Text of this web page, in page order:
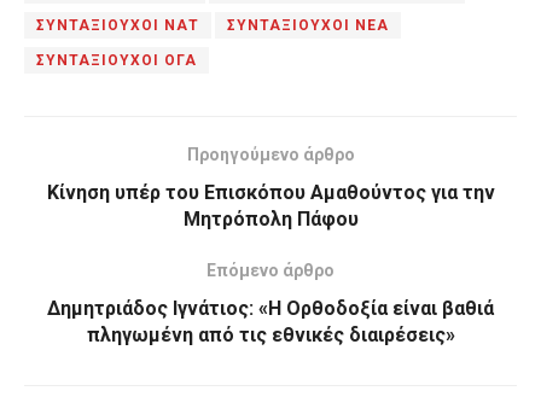
ΣΥΝΤΑΞΙΟΥΧΟΙ ΝΑΤ ΣΥΝΤΑΞΙΟΥΧΟΙ ΝΕΑ
ΣΥΝΤΑΞΙΟΥΧΟΙ ΟΓΑ
Προηγούμενο άρθρο
Κίνηση υπέρ του Επισκόπου Αμαθούντος για την
Μητρόπολη Πάφου
Επόμενο άρθρο
Δημητριάδος Ιγνάτιος: «Η Ορθοδοξία είναι βαθιά
πληγωμένη από τις εθνικές διαιρέσεις»